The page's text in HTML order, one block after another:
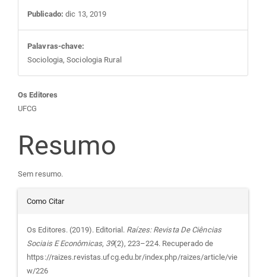
Publicado: dic 13, 2019
Palavras-chave:
Sociologia, Sociologia Rural
Conteúdo
do
artigo
principal
Os Editores
UFCG
Resumo
Sem resumo.
Detalhes
do
artigo
Como Citar
Os Editores. (2019). Editorial. Raízes: Revista De Ciências
Sociais E Econômicas, 39(2), 223–224. Recuperado de
https://raizes.revistas.ufcg.edu.br/index.php/raizes/article/vie
w/226